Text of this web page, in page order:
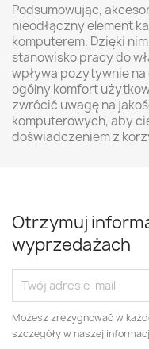
Podsumowując,
nieodłączny element
komputerem. Dzięki
stanowisko pracy do
wpływa pozytywnie
ogólny komfort
zwrócić uwagę na
komputerowych, aby
doświadczeniem z
Otrzymuj
wyprzedażach
Możesz zrezygnować w
szczegóły w naszej